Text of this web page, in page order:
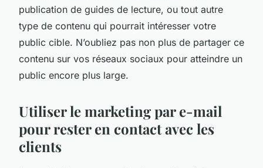
publication de guides de lecture, ou tout autre
type de contenu qui pourrait intéresser votre
public cible. N’oubliez pas non plus de partager ce
contenu sur vos réseaux sociaux pour atteindre un
public encore plus large.
Utiliser le marketing par e-mail
pour rester en contact avec les
clients